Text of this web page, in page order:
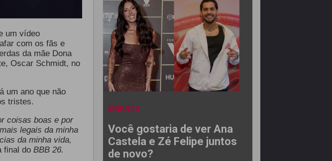
um vídeo
com os fãs e
da mãe Dona
Oscar Schmidt, no
um ano que não
tristes.
coisas boas e por
legais da minha
da minha vida,
final do BBB 26.
ENQUETE
Você gostaria de ver Ana
Castela e Zé Felipe juntos
de novo?